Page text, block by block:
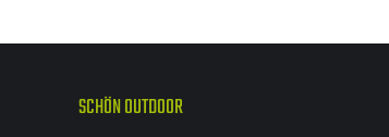
SCHÖN OUTDOOR